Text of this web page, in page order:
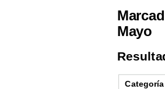
Mayo
Categoría